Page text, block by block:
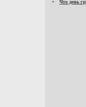
Что день